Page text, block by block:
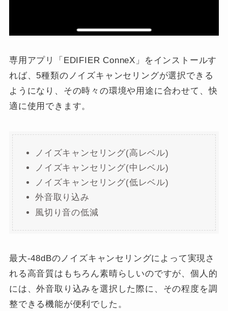
専用アプリ「EDIFIER ConneX」をインストールす
れば、5種類のノイズキャンセリングが選択できる
ようになり、その時々の環境や用途に合わせて、快
適に使用できます。
ノイズキャンセリング(高レベル)
ノイズキャンセリング(中レベル)
ノイズキャンセリング(低レベル)
外音取り込み
風切り音の低減
最大-48dBのノイズキャンセリングによって実現さ
れる高音質はもちろん素晴らしいのですが、個人的
には、外音取り込みを選択した際に、その程度を調
整できる機能が便利でした。